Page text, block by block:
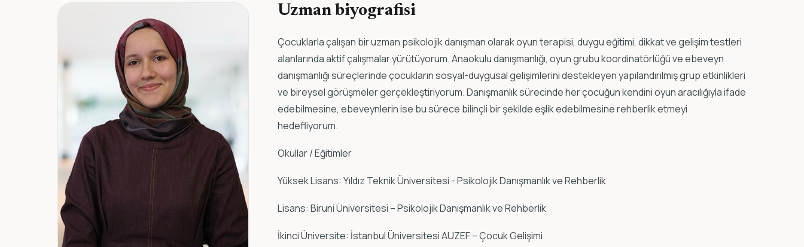
Uzman biyografisi
Çocuklarla çalışan bir uzman psikolojik danışman olarak oyun terapisi, duygu eğitimi, dikkat ve gelişim testleri
alanlarında aktif çalışmalar yürütüyorum. Anaokulu danışmanlığı, oyun grubu koordinatörlüğü ve ebeveyn
danışmanlığı süreçlerinde çocukların sosyal-duygusal gelişimlerini destekleyen yapılandırılmış grup etkinlikleri
ve bireysel görüşmeler gerçekleştiriyorum. Danışmanlık sürecinde her çocuğun kendini oyun aracılığıyla ifade
edebilmesine, ebeveynlerin ise bu sürece bilinçli bir şekilde eşlik edebilmesine rehberlik etmeyi
hedefliyorum.
Okullar / Eğitimler
Yüksek Lisans: Yıldız Teknik Üniversitesi - Psikolojik Danışmanlık ve Rehberlik
Lisans: Biruni Üniversitesi – Psikolojik Danışmanlık ve Rehberlik
İkinci Üniversite: İstanbul Üniversitesi AUZEF – Çocuk Gelişimi